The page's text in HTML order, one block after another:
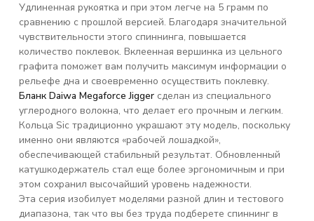
Удлиненная рукоятка и при этом легче на 5 грамм по
сравнению с прошлой версией. Благодаря значительной
чувствительности этого спиннинга, повышается
количество поклевок. Вклеенная вершинка из цельного
графита поможет вам получить максимум информации о
рельефе дна и своевременно осуществить поклевку.
Бланк Daiwa Megaforce Jigger сделан из специального
углеродного волокна, что делает его прочным и легким.
Кольца Sic традиционно украшают эту модель, поскольку
именно они являются «рабочей лошадкой»,
обеспечивающей стабильный результат. Обновленный
катушкодержатель стал еще более эргономичным и при
этом сохранил высочайший уровень надежности.
Эта серия изобилует моделями разной длин и тестового
диапазона, так что вы без труда подберете спиннинг в